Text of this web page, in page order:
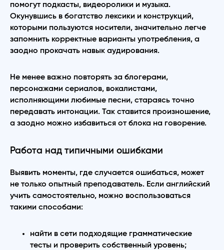
помогут подкасты, видеоролики и музыка.
Окунувшись в богатство лексики и конструкций,
которыми пользуются носители, значительно легче
запомнить корректные варианты употребления, а
заодно прокачать навык аудирования.
Не менее важно повторять за блогерами,
персонажами сериалов, вокалистами,
исполняющими любимые песни, стараясь точно
передавать интонации. Так ставится произношение,
а заодно можно избавиться от блока на говорение.
Работа над типичными ошибками
Выявить моменты, где случается ошибаться, может
не только опытный преподаватель. Если английский
учить самостоятельно, можно воспользоваться
такими способами:
найти в сети подходящие грамматические
тесты и проверить собственный уровень;